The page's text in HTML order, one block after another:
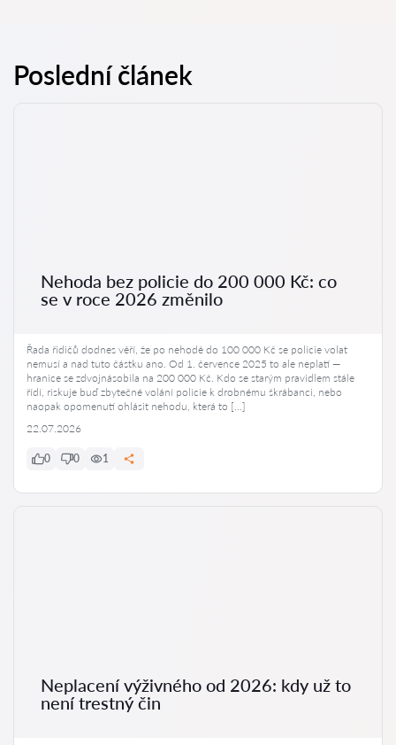
Poslední článek
Nehoda bez policie do 200 000 Kč: co
se v roce 2026 změnilo
Řada řidičů dodnes věří, že po nehodě do 100 000 Kč se policie volat
nemusí a nad tuto částku ano. Od 1. července 2025 to ale neplatí —
hranice se zdvojnásobila na 200 000 Kč. Kdo se starým pravidlem stále
řídí, riskuje buď zbytečné volání policie k drobnému škrábanci, nebo
naopak opomenutí ohlásit nehodu, která to […]
22.07.2026
0 0 1
Neplacení výživného od 2026: kdy už to
není trestný čin